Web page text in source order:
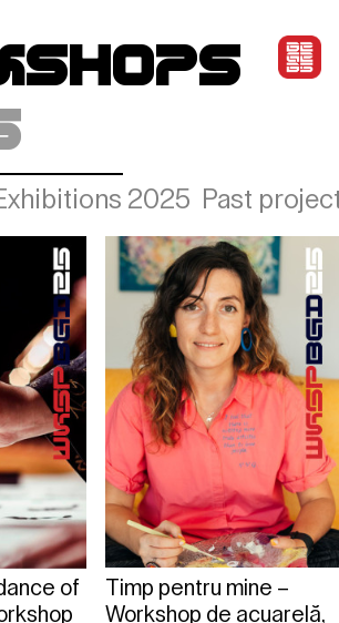
2025 Past
of
Timp pentru mine –
Workshop de acuarelă,